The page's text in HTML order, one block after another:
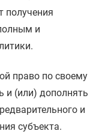
получения
и
право по своему
и (или) дополнять
и
субъекта.